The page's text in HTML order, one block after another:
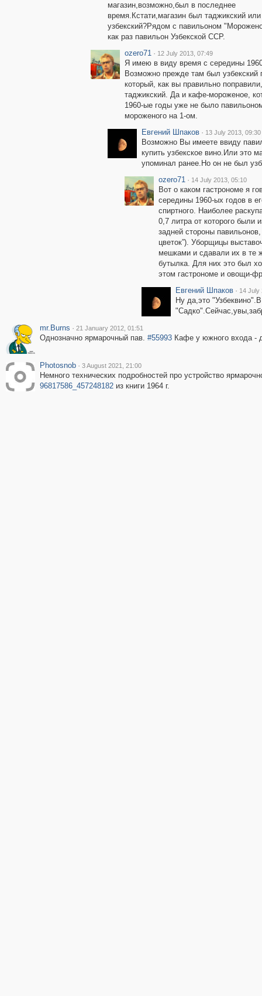
магазин,возможно,был в последнее
время.Кстати,магазин был таджикский или
узбекский?Рядом с павильоном
как раз павильон Узбекской ССР.
ozero71 · 12 July 2013, 07:49
Я имею в виду время с середины
Возможно прежде там был
который, как вы правильно
таджикский. Да и кафе-мороженое,
1960-ые годы уже не было
мороженого на 1-ом.
Евгений Шпаков · 13 July 2013, 09:30
Возможно Вы имеете ввиду
купить узбекское вино.Или это
упоминал ранее.Но он не был
ozero71 · 14 July 2013, 05:10
Вот о каком гастрономе я
середины 1960-ых годов в
спиртного. Наиболее
0,7 литра от которого были
задней стороны
цветок”). Уборщицы
мешками и сдавали их в те
бутылка. Для них это был
этом гастрономе и овощи-
Евгений Шпаков · 14 July
Ну да,это
mr.Burns · 21 January 2012, 01:51
Однозначно ярмарочный пав. #55993Кафе у южного входа -
Photosnob · 3 August 2021, 21:00
Немного технических подробностей про устройство
96817586_457248182из книги 1964 г.